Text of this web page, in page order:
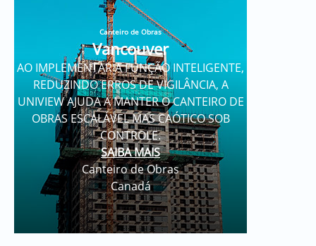
Canteiro de Obras
Vancouver
AO IMPLEMENTAR A FUNÇÃO INTELIGENTE,
REDUZINDO ERROS DE VIGILÂNCIA, A
UNIVIEW AJUDA A MANTER O CANTEIRO DE
OBRAS ESCALÁVEL MAS CAÓTICO SOB
CONTROLE.
SAIBA MAIS
Canteiro de Obras
Canadá